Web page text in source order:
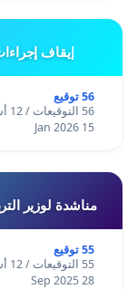
إيقاف
56 توقيع
56 التوقيعات / 12 أشهر
15 Jan 2026
مناشدة لوزير
55 توقيع
55 التوقيعات / 12 أشهر
28 Sep 2025